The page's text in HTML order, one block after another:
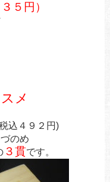
５円）
メ
込４９２円)
づのめ
３貫です。